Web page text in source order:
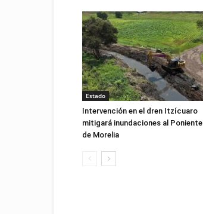
Estado
Intervención en el dren Itzícuaro
mitigará inundaciones al Poniente
de Morelia